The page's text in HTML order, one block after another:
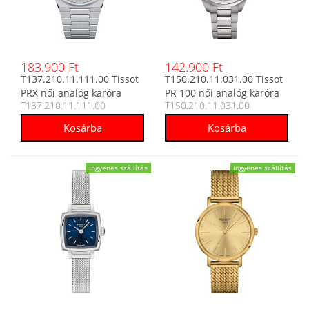
183.900 Ft
T137.210.11.111.00 Tissot
PRX női analóg karóra
T137.210.11.111.00
142.900 Ft
T150.210.11.031.00 Tissot
PR 100 női analóg karóra
T150.210.11.031.00
ingyenes szállítás ingyenes szállítás